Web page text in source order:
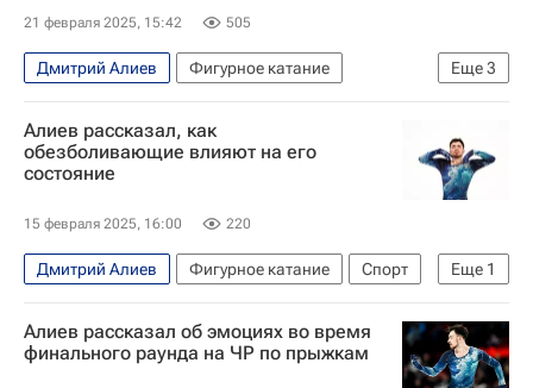
21 февраля 2025, 15:42 505
Еще3
Дмитрий Алиев
Фигурное катание
Вероника Яметова
Ксения Синицына
Алиев рассказал, как
обезболивающие влияют на его
состояние
15 февраля 2025, 16:00 220
Еще 1
Дмитрий Алиев Фигурное катание
Спорт
Международный союз конькобежцев (ISU)
Алиев рассказал об эмоциях во время
финального раунда на ЧР по прыжкам